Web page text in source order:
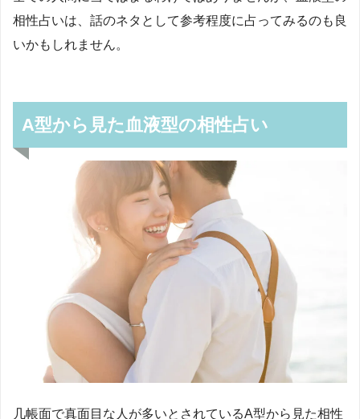
相性占いは、話のネタとして参考程度に占ってみるのも良
いかもしれません。
A型から見た血液型の相性占い
几帳面で真面目な人が多いとされているA型から見た相性